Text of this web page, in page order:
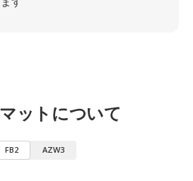
ットについて
FB2 AZW3